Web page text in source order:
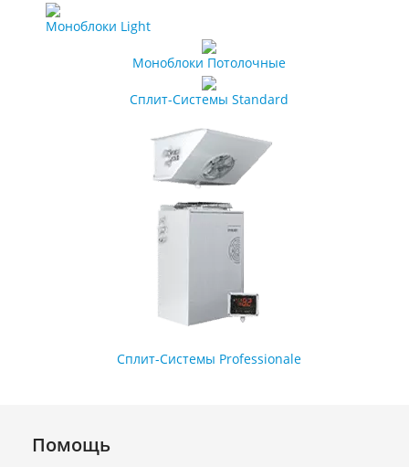
Моноблоки Light
Моноблоки Потолочные
Сплит-Системы Standard
Сплит-Системы Professionale
Помощь